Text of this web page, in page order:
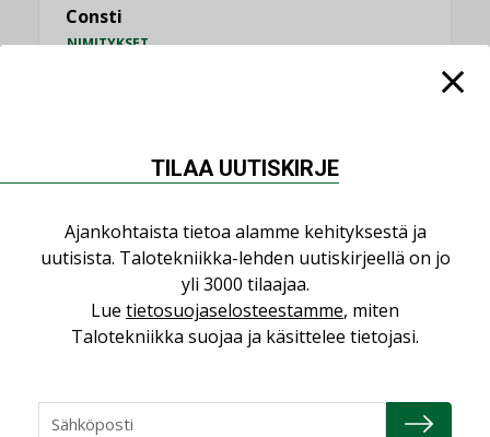
Consti
NIMITYKSET
Granlund Oy
NIMITYKSET
Schneider Electric
NIMITYKSET
KATSO KAIKKI
TILAA UUTISKIRJE
Ajankohtaista tietoa alamme kehityksestä ja
uutisista. Talotekniikka-lehden uutiskirjeellä on jo
yli 3000 tilaajaa.
Lue tietosuojaselosteestamme, miten
Talotekniikka suojaa ja käsittelee tietojasi.